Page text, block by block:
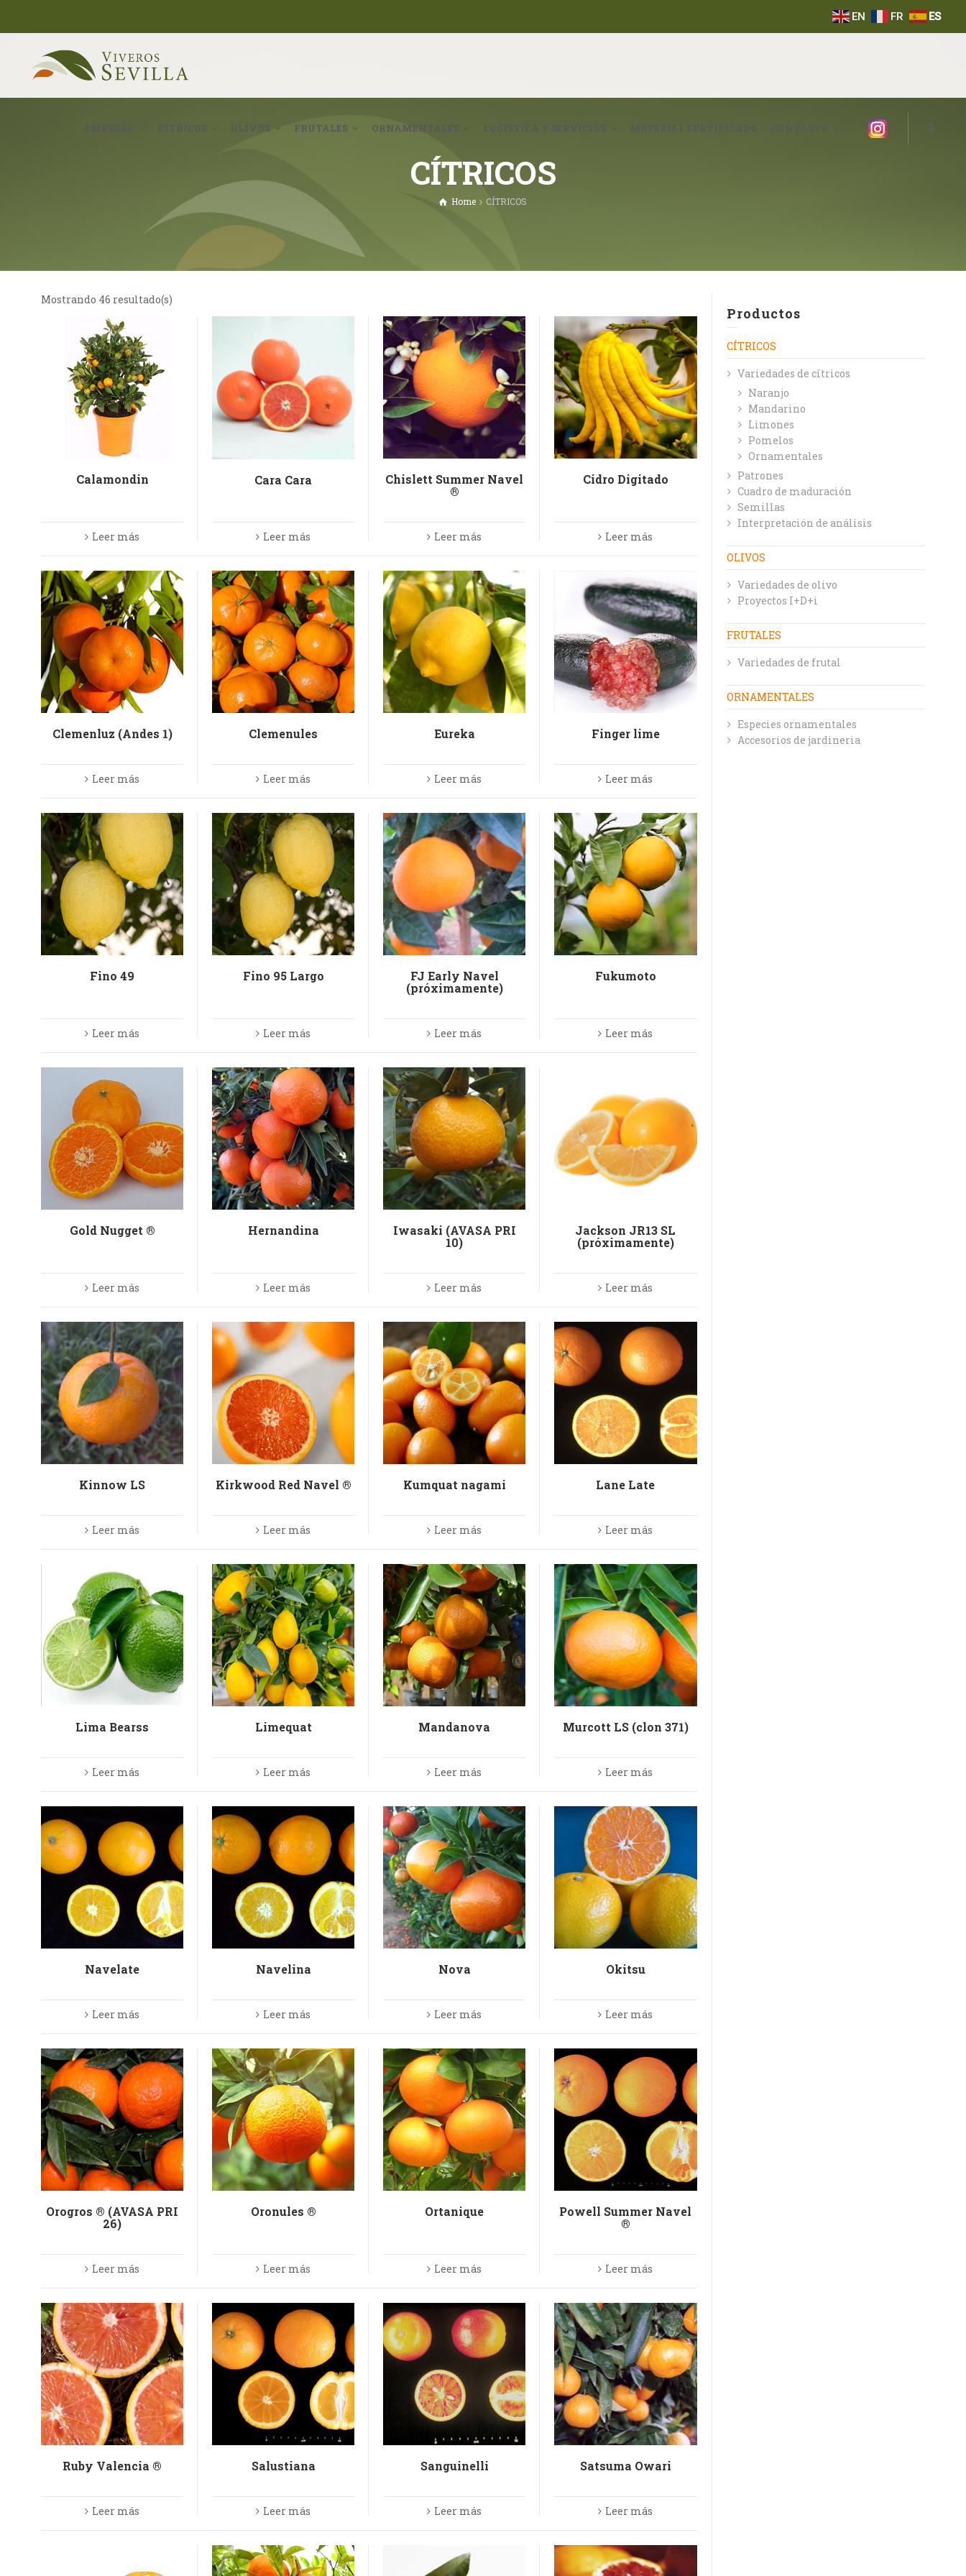
EN FR ES
EMPRESA CÍTRICOS OLIVOS FRUTALES ORNAMENTALES LOGISTICA Y SERVICIOS MATERIAL CERTIFICADO CONTACTO | Instagram
CÍTRICOS
Home CÍTRICOS
Mostrando 46 resultado(s)
Calamondin
Leer más
Cara Cara
Leer más
Chislett Summer Navel
®
Leer más
Cidro Digitado
Leer más
Clemenluz (Andes 1)
Leer más
Clemenules
Leer más
Eureka
Leer más
Finger lime
Leer más
Fino 49
Leer más
Fino 95 Largo
Leer más
FJ Early Navel
(próximamente)
Leer más
Fukumoto
Leer más
Gold Nugget ®
Leer más
Hernandina
Leer más
Iwasaki (AVASA PRI
10)
Leer más
Jackson JR13 SL
(próximamente)
Leer más
Kinnow LS
Leer más
Kirkwood Red Navel ®
Leer más
Kumquat nagami
Leer más
Lane Late
Leer más
Lima Bearss
Leer más
Limequat
Leer más
Mandanova
Leer más
Murcott LS (clon 371)
Leer más
Navelate
Leer más
Navelina
Leer más
Nova
Leer más
Okitsu
Leer más
Orogros ® (AVASA PRI
26)
Leer más
Oronules ®
Leer más
Ortanique
Leer más
Powell Summer Navel
®
Leer más
Ruby Valencia ®
Leer más
Salustiana
Leer más
Sanguinelli
Leer más
Satsuma Owari
Leer más
Productos
CÍTRICOS
Variedades de cítricos
Naranjo
Mandarino
Limones
Pomelos
Ornamentales
Patrones
Cuadro de maduración
Semillas
Interpretación de análisis
OLIVOS
Variedades de olivo
Proyectos I+D+i
FRUTALES
Variedades de frutal
ORNAMENTALES
Especies ornamentales
Accesorios de jardineria